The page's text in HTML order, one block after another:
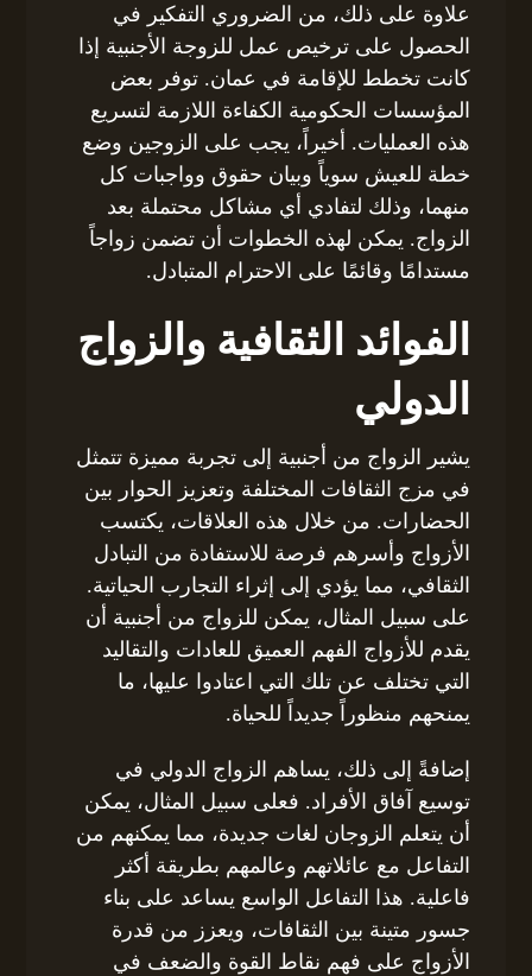
علاوة على ذلك، من الضروري التفكير في
الحصول على ترخيص عمل للزوجة الأجنبية إذا
كانت تخطط للإقامة في عمان. توفر بعض
المؤسسات الحكومية الكفاءة اللازمة لتسريع
هذه العمليات. أخيراً، يجب على الزوجين وضع
خطة للعيش سوياً وبيان حقوق وواجبات كل
منهما، وذلك لتفادي أي مشاكل محتملة بعد
الزواج. يمكن لهذه الخطوات أن تضمن زواجاً
مستدامًا وقائمًا على الاحترام المتبادل.
الفوائد الثقافية والزواج
الدولي
يشير الزواج من أجنبية إلى تجربة مميزة تتمثل
في مزج الثقافات المختلفة وتعزيز الحوار بين
الحضارات. من خلال هذه العلاقات، يكتسب
الأزواج وأسرهم فرصة للاستفادة من التبادل
الثقافي، مما يؤدي إلى إثراء التجارب الحياتية.
على سبيل المثال، يمكن للزواج من أجنبية أن
يقدم للأزواج الفهم العميق للعادات والتقاليد
التي تختلف عن تلك التي اعتادوا عليها، ما
يمنحهم منظوراً جديداً للحياة.
إضافةً إلى ذلك، يساهم الزواج الدولي في
توسيع آفاق الأفراد. فعلى سبيل المثال، يمكن
أن يتعلم الزوجان لغات جديدة، مما يمكنهم من
التفاعل مع عائلاتهم وعالمهم بطريقة أكثر
فاعلية. هذا التفاعل الواسع يساعد على بناء
جسور متينة بين الثقافات، ويعزز من قدرة
الأزواج على فهم نقاط القوة والضعف في